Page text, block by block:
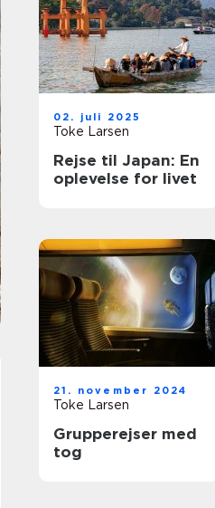
02. juli 2025
Toke Larsen
Rejse til Japan: En
oplevelse for livet
21. november 2024
Toke Larsen
Grupperejser med
tog